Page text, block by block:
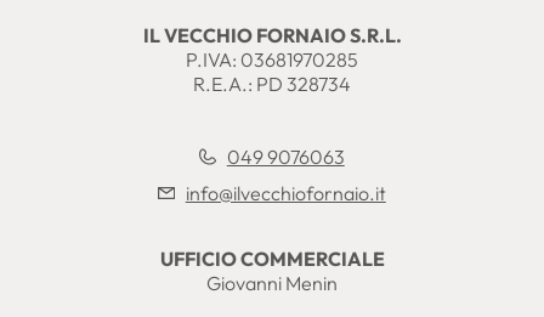
IL VECCHIO FORNAIO S.R.L.
P.IVA: 03681970285
R.E.A.: PD 328734
049 9076063
info@ilvecchiofornaio.it
UFFICIO COMMERCIALE
Giovanni Menin